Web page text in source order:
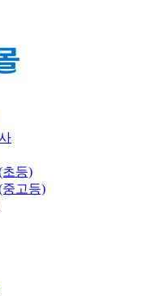
등)
고등)